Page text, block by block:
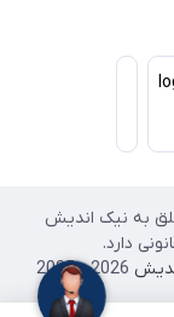
به نیک اندیش
دارد.
2026 - 2025